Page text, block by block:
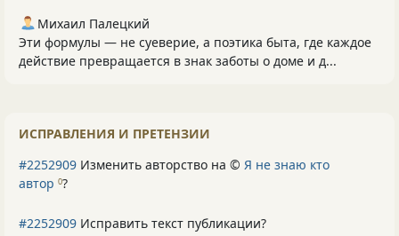
Михаил Палецкий
Эти формулы — не суеверие, а поэтика быта, где каждое
действие превращается в знак заботы о доме и д...
ИСПРАВЛЕНИЯ И ПРЕТЕНЗИИ
#2252909 Изменить авторство на © Я не знаю кто
автор 0?
#2252909 Исправить текст публикации?